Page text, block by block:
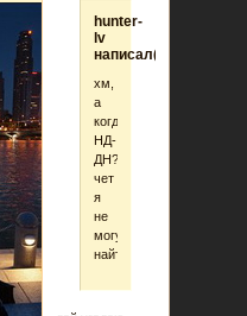
hunter-
lv
написал(а):
хм,
а
когда
НД-
ДН?
чет
я
не
могу
найти...